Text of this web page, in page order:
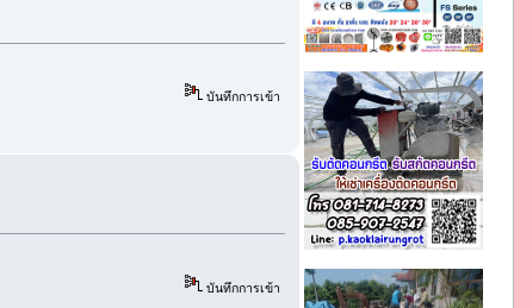
บันทึกการเข้า
บันทึกการเข้า